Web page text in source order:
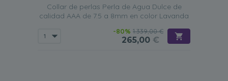
Collar de perlas Perla de Agua Dulce de
calidad AAA de 7.5 a 8mm en color Lavanda
-80% 1.339,00 €
265,00 €